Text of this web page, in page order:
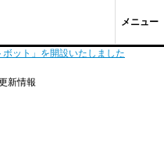
メニュー
ット」を開設いたしました
新情報